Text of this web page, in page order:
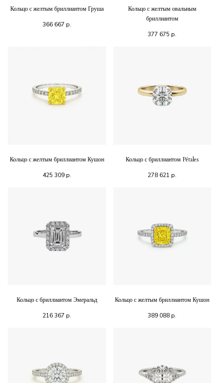
Кольцо с желтым бриллиантом Груша
366 667 р.
Кольцо с желтым овальным
бриллиантом
377 675 р.
Кольцо с желтым бриллиантом Кушон
425 309р.
Кольцо с бриллиантом Pétales
278 621 р.
Кольцо с бриллиантом Эмеральд
216 367 р.
Кольцо с желтым бриллиантом Кушон
389 088 р.